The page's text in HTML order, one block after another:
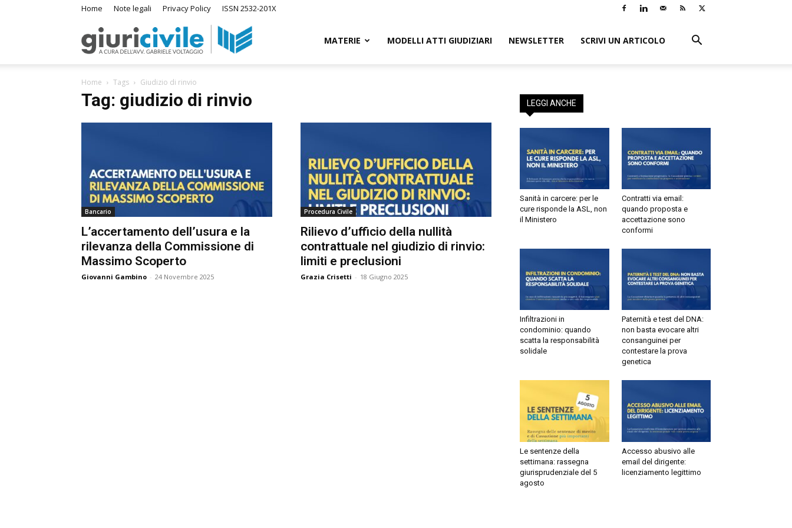
Home Note legali Privacy Policy ISSN 2532-201X
GiuriCivile.it
di
Diritto
MATERIE MODELLI ATTI GIUDIZIARI NEWSLETTER SCRIVI UN ARTICOLO
Home Tags Giudizio di rinvio
Tag: giudizio di rinvio
Bancario
L’accertamento dell’usura e la
rilevanza della Commissione di
Massimo Scoperto
Giovanni Gambino - 24 Novembre 2025
Procedura Civile
Rilievo d’ufficio della nullità
contrattuale nel giudizio di rinvio:
limiti e preclusioni
Grazia Crisetti - 18 Giugno 2025
LEGGI ANCHE
Sanità in carcere: per le
cure risponde la ASL, non
il Ministero
Contratti via email:
quando proposta e
accettazione sono
conformi
Infiltrazioni in
condominio: quando
scatta la responsabilità
solidale
Paternità e test del DNA:
non basta evocare altri
consanguinei per
contestare la prova
genetica
Le sentenze della
settimana: rassegna
giurisprudenziale del 5
agosto
Accesso abusivo alle
email del dirigente:
licenziamento legittimo
Autorizzo l’invio di comunicazioni a scopo commerciale e di
marketing nei limiti indicati nell’informativa
Autorizzo Non autorizzo